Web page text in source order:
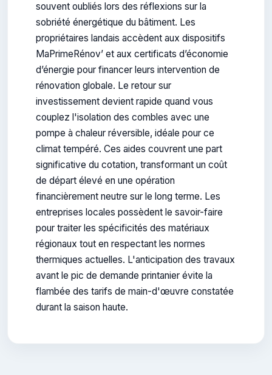
souvent oubliés lors des réflexions sur la
sobriété énergétique du bâtiment. Les
propriétaires landais accèdent aux dispositifs
MaPrimeRénov’ et aux certificats d’économie
d’énergie pour financer leurs intervention de
rénovation globale. Le retour sur
investissement devient rapide quand vous
couplez l'isolation des combles avec une
pompe à chaleur réversible, idéale pour ce
climat tempéré. Ces aides couvrent une part
significative du cotation, transformant un coût
de départ élevé en une opération
financièrement neutre sur le long terme. Les
entreprises locales possèdent le savoir-faire
pour traiter les spécificités des matériaux
régionaux tout en respectant les normes
thermiques actuelles. L'anticipation des travaux
avant le pic de demande printanier évite la
flambée des tarifs de main-d'œuvre constatée
durant la saison haute.